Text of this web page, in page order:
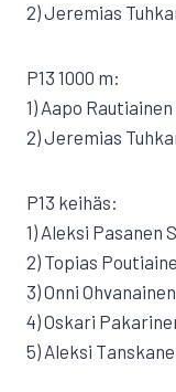
2) Jeremias
P13 1000 m:
1) Aapo
2) Jeremias
P13 keihäs:
1) Aleksi Pasanen
2) Topias
3) Onni
4) Oskari
5) Aleksi